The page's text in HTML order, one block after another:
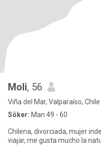
Moli, 56
Viña del Mar, Valparaíso, Chile
Söker: Man 49 - 60
Chilena, divorciada, mujer
viajar, me gusta mucho la